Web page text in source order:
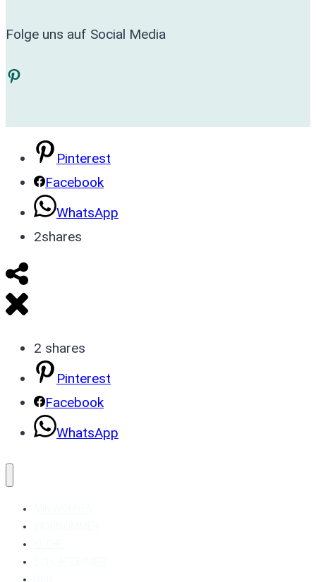
Folge uns auf Social Media
Pinterest
Pinterest
Facebook
WhatsApp
2shares
2 shares
Pinterest
Facebook
WhatsApp